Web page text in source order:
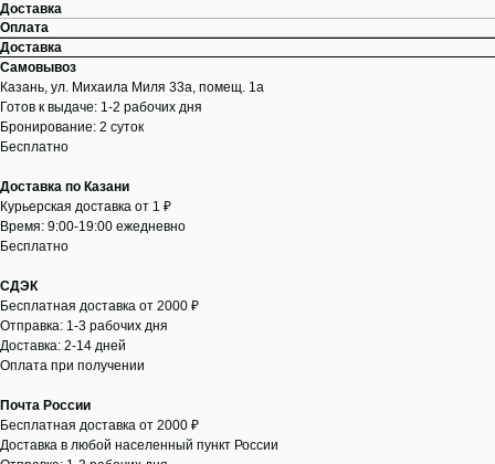
Доставка
Оплата
Доставка
Самовывоз
Казань, ул. Михаила Миля 33а, помещ. 1а
Готов к выдаче: 1-2 рабочих дня
Бронирование: 2 суток
Бесплатно
Доставка по Казани
Курьерская доставка от 1 ₽
Время: 9:00-19:00 ежедневно
Бесплатно
СДЭК
Бесплатная доставка от 2000 ₽
Отправка: 1-3 рабочих дня
Доставка: 2-14 дней
Оплата при получении
Почта России
Бесплатная доставка от 2000 ₽
Доставка в любой населенный пункт России